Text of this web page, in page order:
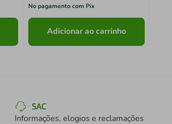
No pagamento com Pix
Adicionar ao carrinho
SAC
Informações, elogios e reclamações